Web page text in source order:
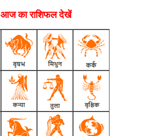
आज का राशिफल देखें